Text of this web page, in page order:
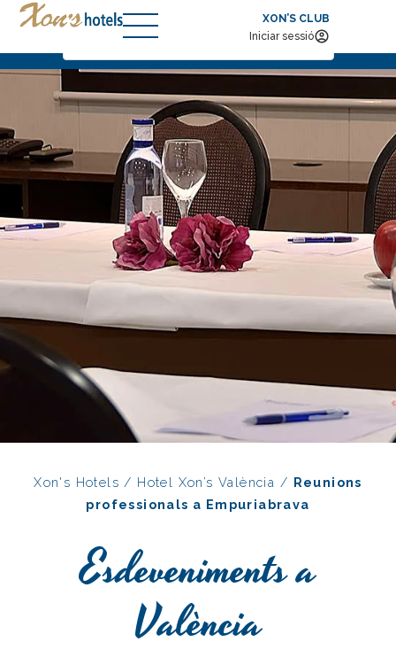
XON’S CLUB
Iniciar sessió
Arribada — Sortida
Xon's Hotels / Hotel Xon’s València / Reunions
professionals a Empuriabrava
Esdeveniments a
València